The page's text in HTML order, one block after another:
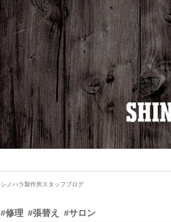
シノハラ製作所スタッフブログ
#修理 #張替え #サロン